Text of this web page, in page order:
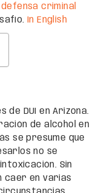
criminal
In English
de DUI en Arizona.
de alcohol en
se presume que
no se
Sin
caer en varias